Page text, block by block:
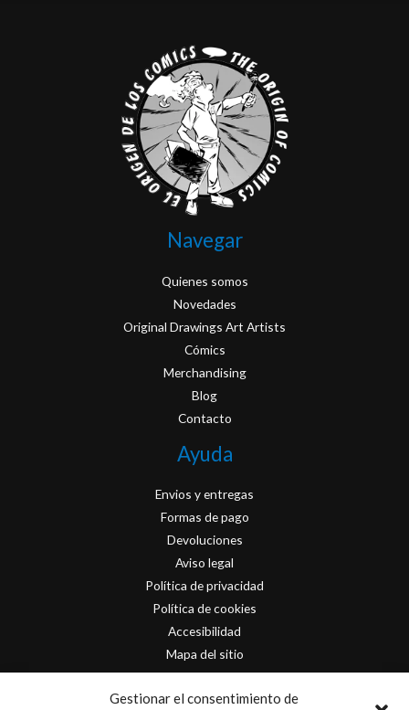
Gestionar el consentimiento de
Navegar
Quienes somos
Novedades
Original Drawings Art Artists
Cómics
Merchandising
Blog
Contacto
Ayuda
Envios y entregas
Formas de pago
Devoluciones
Aviso legal
Política de privacidad
Política de cookies
Accesibilidad
Mapa del sitio
Contacto